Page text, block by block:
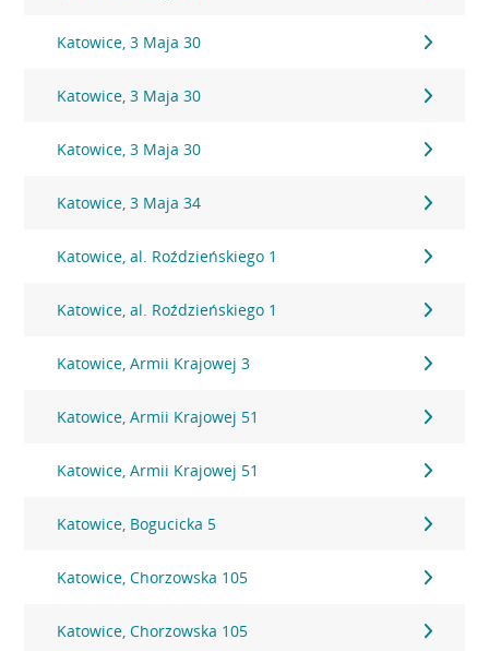
Katowice, 3 Maja 30
Katowice, 3 Maja 30
Katowice, 3 Maja 30
Katowice, 3 Maja 34
Katowice, al. Roździeńskiego 1
Katowice, al. Roździeńskiego 1
Katowice, Armii Krajowej 3
Katowice, Armii Krajowej 51
Katowice, Armii Krajowej 51
Katowice, Bogucicka 5
Katowice, Chorzowska 105
Katowice, Chorzowska 105